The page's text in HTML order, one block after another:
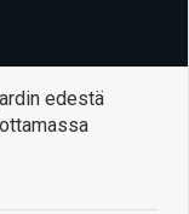
edestä